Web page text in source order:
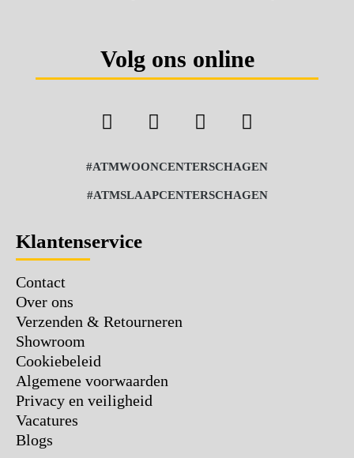
Volg ons online
#ATMWOONCENTERSCHAGEN
#ATMSLAAPCENTERSCHAGEN
Klantenservice
Contact
Over ons
Verzenden & Retourneren
Showroom
Cookiebeleid
Algemene voorwaarden
Privacy en veiligheid
Vacatures
Blogs